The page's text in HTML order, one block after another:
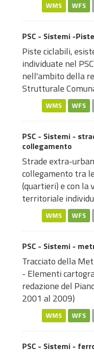
WMS WFS
PSC - Sistemi -
Piste ciclabili,
individuate nel
nell'ambito della
Strutturale
WMS WFS
PSC - Sistemi -
collegamento
Strade extra-
collegamento tra
(quartieri) e con la
territoriale
WMS WFS
PSC - Sistemi -
Tracciato della
- Elementi
redazione del
2001 al 2009)
WMS WFS
PSC - Sistemi -